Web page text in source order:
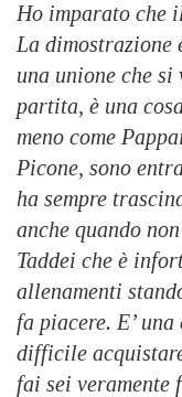
Ho imparato che
La dimostrazione
una unione che
partita, è una
meno come
Picone, sono
ha sempre
anche quando
Taddei che è
allenamenti
fa piacere. E’
difficile
fai sei veramente